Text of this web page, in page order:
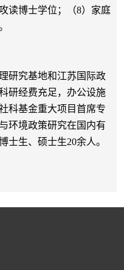
读博士学位；（8）家庭
研究基地和江苏国际政
研经费充足，办公设施
科基金重大项目首席专
环境政策研究在国内有
士生、硕士生20余人。